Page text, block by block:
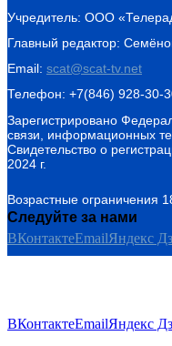
Учредитель: ООО
Главный редактор:
Email: scat@scat-tv.net
Телефон: +7(846) 928-30-
Зарегистрировано
связи, информационных
Свидетельство о
2024 г.
Возрастные ограничения
Следуйте за нами
ВКонтактеEmailЯндекс
ВКонтактеEmailЯндекс